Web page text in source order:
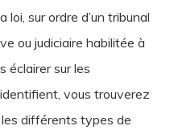
sur ordre d’un tribunal
ou judiciaire habilitée à
éclairer sur les
vous trouverez
différents types de